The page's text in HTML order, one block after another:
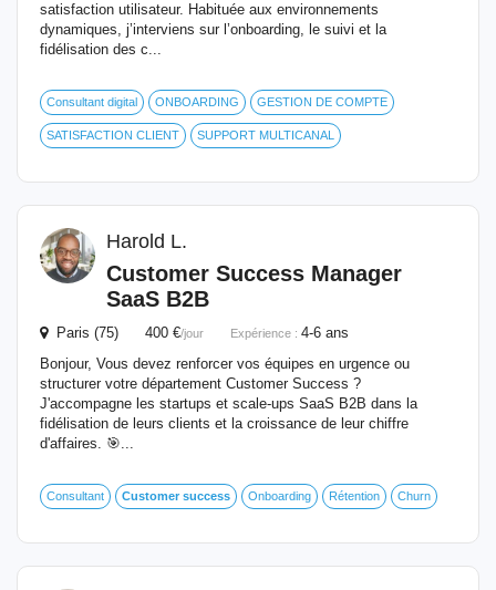
satisfaction utilisateur. Habituée aux environnements
dynamiques, j’interviens sur l’onboarding, le suivi et la
fidélisation des c...
Consultant digital ONBOARDING GESTION DE COMPTE
SATISFACTION CLIENT SUPPORT MULTICANAL
Harold L.
Customer Success Manager
SaaS B2B
Paris (75) 400 €/jour Expérience : 4-6 ans
Bonjour, Vous devez renforcer vos équipes en urgence ou
structurer votre département Customer Success ?
J'accompagne les startups et scale-ups SaaS B2B dans la
fidélisation de leurs clients et la croissance de leur chiffre
d'affaires. 🎯...
Consultant Customer success Onboarding Rétention Churn